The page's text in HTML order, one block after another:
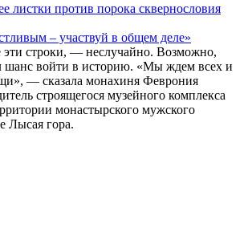
листки против порока сквернословия
– участвуй в общем деле»
эти строки, — неслучайно. Возможно,
шанс войти в историю. «Мы ждем всех и
— сказала монахиня Феврония
строящегося музейного комплекса
монастырского мужского
Лысая гора.